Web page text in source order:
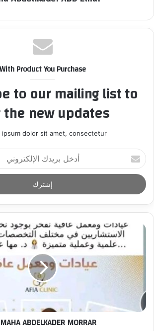
With Product You Purchase
to our mailing list to
new updates!
ipsum dolor sit amet, consectetur.
أ
د
خ
ل
ر
د
ك
ر
ABDELKADER MORRAR